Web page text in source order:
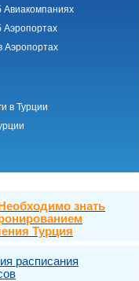
Аэропортах
в Турции
знать
Турция
расписания